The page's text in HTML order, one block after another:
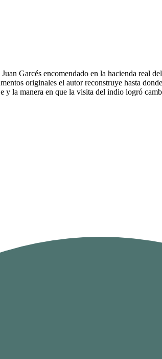
Garcés encomendado en la hacienda real
originales el autor reconstruye hasta
la manera en que la visita del indio logró